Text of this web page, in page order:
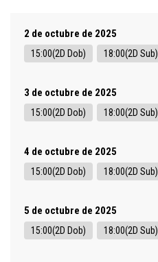
2 de octubre de 2025
15:00(2D Dob) 18:00(2D Sub)
3 de octubre de 2025
15:00(2D Dob) 18:00(2D Sub)
4 de octubre de 2025
15:00(2D Dob) 18:00(2D Sub)
5 de octubre de 2025
15:00(2D Dob) 18:00(2D Sub)